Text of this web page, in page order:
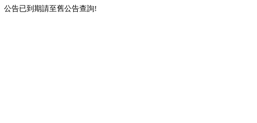
公告已到期請至舊公告查詢!